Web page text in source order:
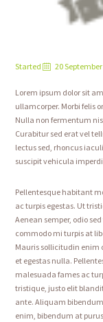
Started 20
Lorem ipsum dolor sit
ullamcorper. Morbi felis
Nulla non fermentum
Curabitur sed erat vel
lectus sed, rhoncus
suscipit vehicula
Pellentesque habitant
ac turpis egestas. Ut
Aenean semper, odio
commodo mi turpis at
Mauris sollicitudin enim
et egestas nulla.
malesuada fames ac
tristique, justo elit
ante. Aliquam
enim, bibendum at